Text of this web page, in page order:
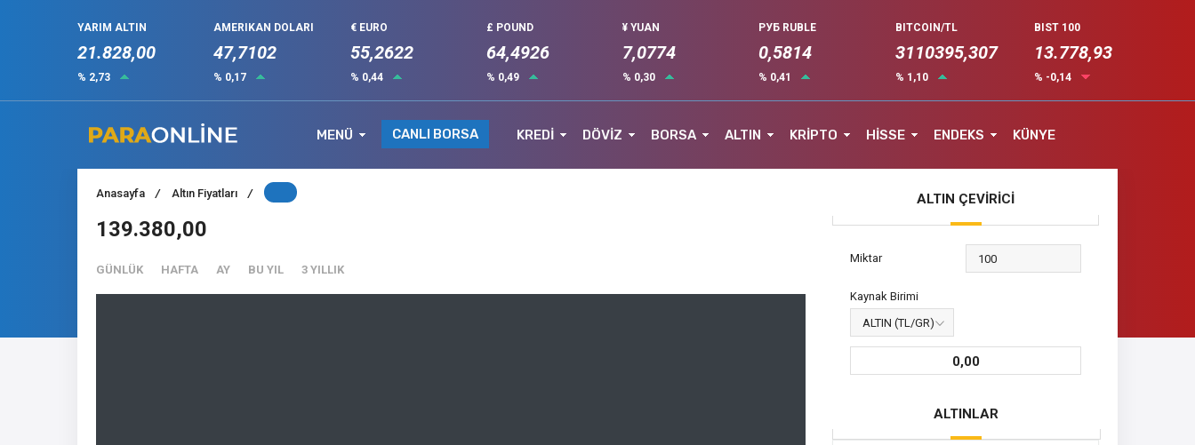
YARIM ALTIN
21.828,00
% 2,73
AMERIKAN DOLARI
47,7102
% 0,17
€ EURO
55,2622
% 0,44
£ POUND
64,4926
% 0,49
¥ YUAN
7,0774
% 0,30
РУБ RUBLE
0,5814
% 0,41
BITCOIN/TL
3110395,307
% 1,10
BIST 100
13.778,93
% -0,14
MENÜ CANLI BORSA KREDİ DÖVİZ BORSA ALTIN KRİPTO HİSSE ENDEKS KÜNYE
Anasayfa / Altın Fiyatları /
139.380,00
GÜNLÜK HAFTA AY BU YIL 3 YILLIK
ALTIN ÇEVİRİCİ
Miktar
Kaynak Birimi
0,00
ALTINLAR